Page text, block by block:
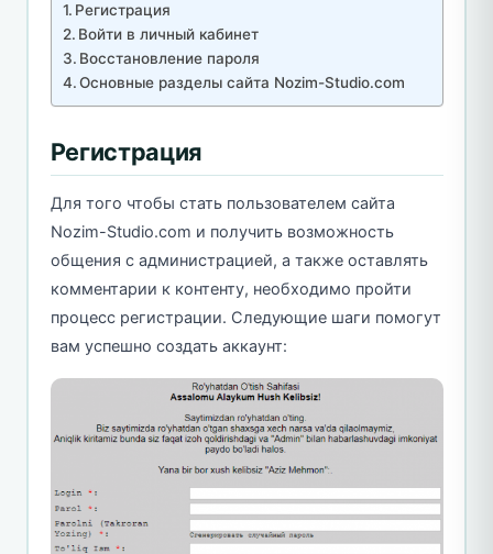
Регистрация
Войти в личный кабинет
Восстановление пароля
Основные разделы сайта Nozim-Studio.com
Регистрация
Для того чтобы стать пользователем сайта
Nozim-Studio.com и получить возможность
общения с администрацией, а также оставлять
комментарии к контенту, необходимо пройти
процесс регистрации. Следующие шаги помогут
вам успешно создать аккаунт: